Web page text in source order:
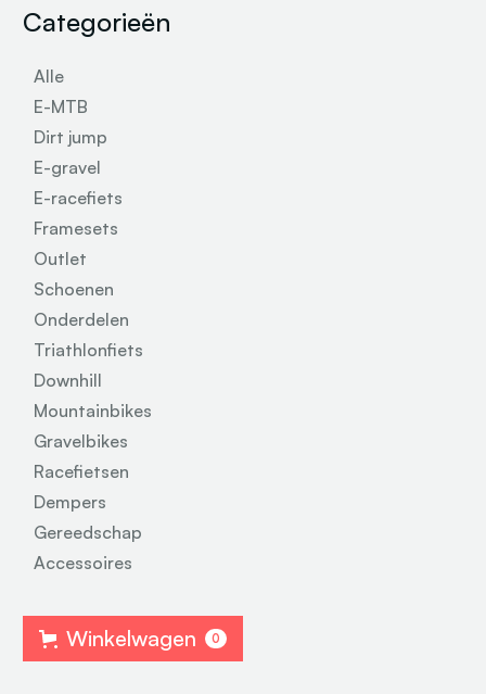
Categorieën
Alle
E-MTB
Dirt jump
E-gravel
E-racefiets
Framesets
Outlet
Schoenen
Onderdelen
Triathlonfiets
Downhill
Mountainbikes
Gravelbikes
Racefietsen
Dempers
Gereedschap
Accessoires
Winkelwagen 0